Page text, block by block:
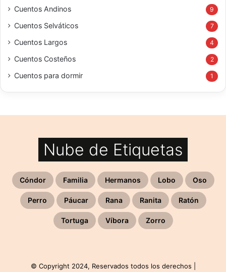
Cuentos Andinos 9
Cuentos Selváticos 7
Cuentos Largos 4
Cuentos Costeños 2
Cuentos para dormir 1
Nube de Etiquetas
Cóndor Familia Hermanos Lobo Oso
Perro Páucar Rana Ranita Ratón
Tortuga Víbora Zorro
© Copyright 2024, Reservados todos los derechos |